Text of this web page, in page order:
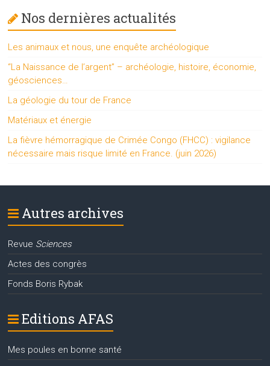
Nos dernières actualités
Les animaux et nous, une enquête archéologique
“La Naissance de l’argent” – archéologie, histoire, économie,
géosciences…
La géologie du tour de France
Matériaux et énergie
La fièvre hémorragique de Crimée Congo (FHCC) : vigilance
nécessaire mais risque limité en France. (juin 2026)
Autres archives
Revue Sciences
Actes des congrès
Fonds Boris Rybak
Editions AFAS
Mes poules en bonne santé